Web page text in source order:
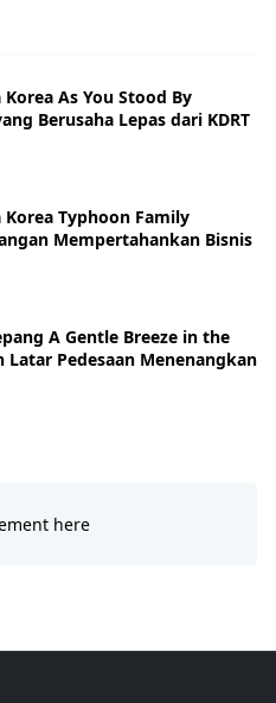
As You Stood By
Berusaha Lepas dari KDRT
Korea Typhoon Family
Mempertahankan Bisnis
A Gentle Breeze in the
Latar Pedesaan Menenangkan